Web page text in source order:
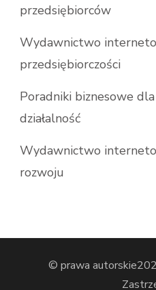
przedsiębiorców
Wydawnictwo
przedsiębiorczości
Poradniki biznesowe
działalność
Wydawnictwo
rozwoju
© prawa